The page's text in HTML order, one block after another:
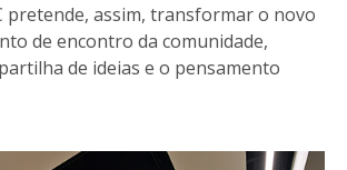
pretende, assim, transformar o novo
de encontro da comunidade,
de ideias e o pensamento